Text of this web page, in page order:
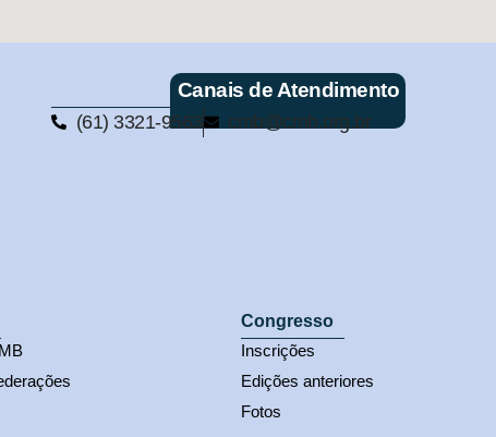
Canais de Atendimento
(61) 3321-9563 cmb@cmb.org.br
Congresso
Inscrições
Edições anteriores
Fotos